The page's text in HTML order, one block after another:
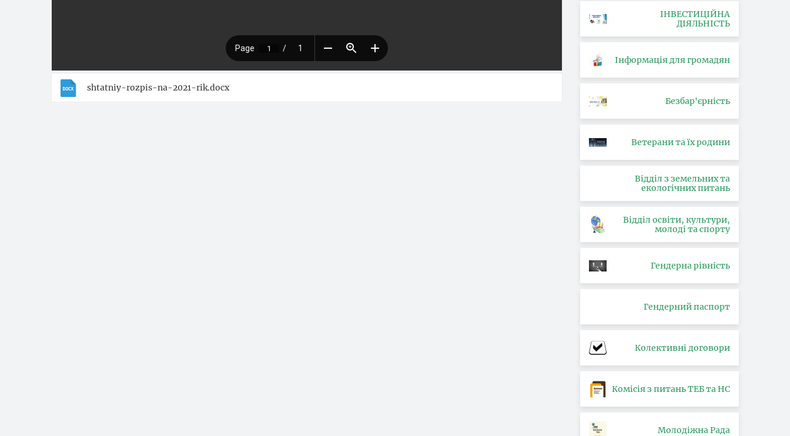
shtatniy-rozpis-na-2021-rik.docx
ІНВЕСТИЦІЙНА
ДІЯЛЬНІСТЬ
Інформація для громадян
Безбар'єрність
Ветерани та їх родини
Відділ з земельних та
екологічних питань
Відділ освіти, культури,
молоді та спорту
Гендерна рівність
Гендерний паспорт
Колективні договори
Комісія з питань ТЕБ та НС
Молодіжна Рада